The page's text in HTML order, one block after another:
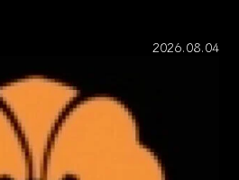
2026.08.04